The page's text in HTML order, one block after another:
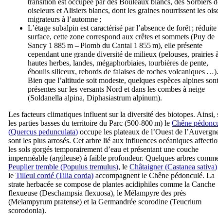
oiseleurs et Alisiers blancs, dont les graines nourrissent les
migrateurs à l’automne ;
L’étage subalpin est caractérisé par l’absence de forêt ; réduite
surface, cette zone correspond aux crêtes et sommets (Puy de
Sancy 1 885 m – Plomb du Cantal 1 855 m), elle présente
cependant une grande diversité de milieux (pelouses, prairies
hautes herbes, landes, mégaphorbiaies, tourbières de pente,
éboulis siliceux, rebords de falaises de roches volcaniques …).
Bien que l’altitude soit modeste, quelques espèces alpines sont
présentes sur les versants Nord et dans les combes à neige
(Soldanella alpina, Diphasiastrum alpinum).
Les facteurs climatiques influent sur la diversité des biotopes. Ainsi,
les parties basses du territoire du Parc (500-800 m) le Chêne
(Quercus pedunculata) occupe les plateaux de l’Ouest de
sont les plus arrosés. Cet arbre lié aux influences océaniques
les sols gorgés temporairement d’eau et présentant une couche
imperméable (argileuse) à faible profondeur. Quelques arbres
Peuplier tremble (Populus tremulus), le Châtaigner (Castanea sativa)
le Tilleul cordé (Tilia corda) accompagnent le Chêne pédonculé. La
strate herbacée se compose de plantes acidiphiles comme la Canche
flexueuse (Deschampsia flexuosa), le Mélampyre des prés
(Melampyrum pratense) et la Germandrée scorodine (Teucrium
scorodonia).